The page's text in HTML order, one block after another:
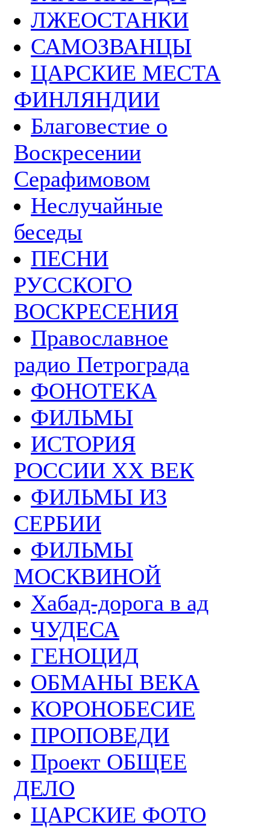
ЛЖЕОСТАНКИ
САМОЗВАНЦЫ
ЦАРСКИЕ МЕСТА
ФИНЛЯНДИИ
Благовестие о
Воскресении
Серафимовом
Неслучайные
беседы
ПЕСНИ
РУССКОГО
ВОСКРЕСЕНИЯ
Православное
радио Петрограда
ФОНОТЕКА
ФИЛЬМЫ
ИСТОРИЯ
РОССИИ ХХ ВЕК
ФИЛЬМЫ ИЗ
СЕРБИИ
ФИЛЬМЫ
МОСКВИНОЙ
Хабад-дорога в ад
ЧУДЕСА
ГЕНОЦИД
ОБМАНЫ ВЕКА
КОРОНОБЕСИЕ
ПРОПОВЕДИ
Проект ОБЩЕЕ
ДЕЛО
ЦАРСКИЕ ФОТО